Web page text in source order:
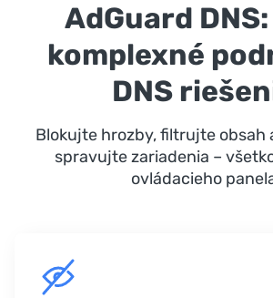
AdGuard
komplexné
DNS
Blokujte hrozby, filtrujte obsah
spravujte zariadenia –
ovládacieho